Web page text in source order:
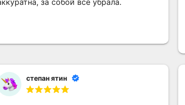
за собой все убрала.
степан ятин